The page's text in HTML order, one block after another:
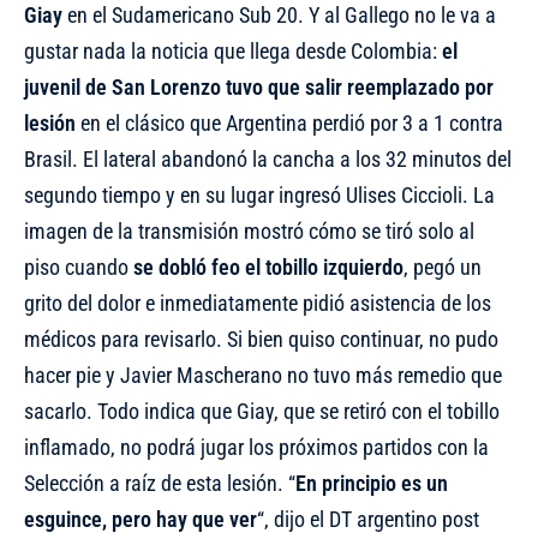
Giayen el Sudamericano Sub 20. Y al Gallego no le va a
gustar nada la noticia que llega desde Colombia:el
juvenil de San Lorenzo tuvo que salir reemplazado por
lesión en el clásico que Argentina perdió por 3 a 1 contra
Brasil. El lateral abandonó la cancha a los 32 minutos del
segundo tiempo y en su lugar ingresó Ulises Ciccioli. La
imagen de la transmisión mostró cómo se tiró solo al
piso cuandose dobló feo el tobillo izquierdo, pegó un
grito del dolor e inmediatamente pidió asistencia de los
médicos para revisarlo. Si bien quiso continuar, no pudo
hacer pie y Javier Mascherano no tuvo más remedio que
sacarlo. Todo indica que Giay, que se retiró con el tobillo
inflamado, no podrá jugar los próximos partidos con la
Selección a raíz de esta lesión. “En principio es un
esguince, pero hay que ver“, dijo el DT argentino post